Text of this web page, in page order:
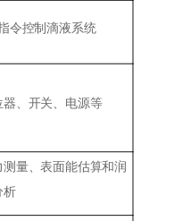
令控制滴液系统
、开关、电源等
量、表面能估算和润
析